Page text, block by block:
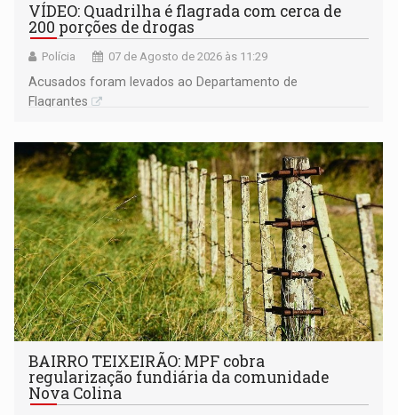
VÍDEO: Quadrilha é flagrada com cerca de
200 porções de drogas
Polícia 07 de Agosto de 2026 às 11:29
Acusados foram levados ao Departamento de
Flagrantes
BAIRRO TEIXEIRÃO: MPF cobra
regularização fundiária da comunidade
Nova Colina